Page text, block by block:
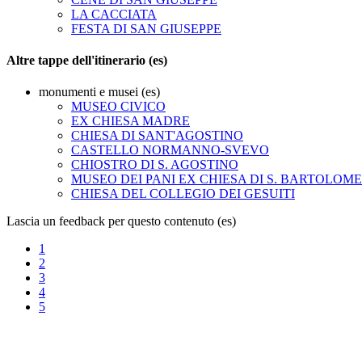
LA CACCIATA
FESTA DI SAN GIUSEPPE
Altre tappe dell'itinerario (es)
monumenti e musei (es)
MUSEO CIVICO
EX CHIESA MADRE
CHIESA DI SANT'AGOSTINO
CASTELLO NORMANNO-SVEVO
CHIOSTRO DI S. AGOSTINO
MUSEO DEI PANI EX CHIESA DI S.
CHIESA DEL COLLEGIO DEI GESUITI
Lascia un feedback per questo contenuto (es)
1
2
3
4
5